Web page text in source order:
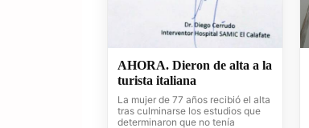
AHORA. Dieron de alta a la
turista italiana
La mujer de 77 años recibió el alta
tras culminarse los estudios que
determinaron que no tenía